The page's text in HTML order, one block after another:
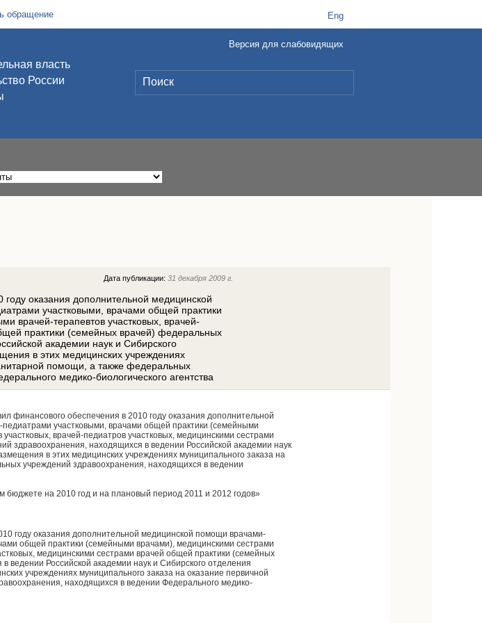
обращение Eng
власть
России
Версия для слабовидящих
Дата публикации:31 декабря 2009 г.
оказания дополнительной медицинской
участковыми, врачами общей практики
врачей-терапевтов участковых, врачей-
практики (семейных врачей) федеральных
академии наук и Сибирского
в этих медицинских учреждениях
помощи, а также федеральных
медико-биологического агентства
финансового обеспечения в 2010 году оказания дополнительной
участковыми, врачами общей практики (семейными
врачей-педиатров участковых, медицинскими сестрами
здравоохранения, находящихся в ведении Российской академии наук
в этих медицинских учреждениях муниципального заказа на
учреждений здравоохранения, находящихся в ведении
бюджете на 2010 год и на плановый период 2011 и 2012 годов»
году оказания дополнительной медицинской помощи врачами-
общей практики (семейными врачами), медицинскими сестрами
медицинскими сестрами врачей общей практики (семейных
Российской академии наук и Сибирского отделения
учреждениях муниципального заказа на оказание первичной
находящихся в ведении Федерального медико-